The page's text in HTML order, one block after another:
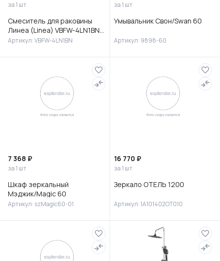
за 1 шт
Смеситель для раковины
Линеа (Linea) VBFW-4LN1BN
встраиваемый,
Артикул: VBFW-4LN1BN
за 1 шт
Умывальник Свон/Swan 60
Артикул: 9898-60
7 368 ₽
за 1 шт
Шкаф зеркальный
Мэджик/Magic 60
Артикул: szMagic60-01
16 770 ₽
за 1 шт
Зеркало ОТЕЛЬ 1200
Артикул: 1A101402OT010